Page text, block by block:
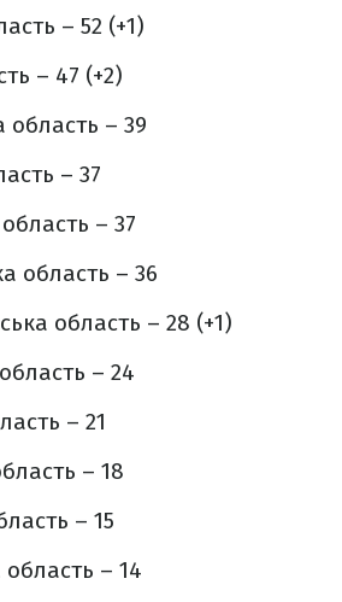
– 52 (+1)
– 47 (+2)
область – 39
– 37
– 37
область – 36
область – 28 (+1)
– 24
– 21
– 18
– 15
– 14